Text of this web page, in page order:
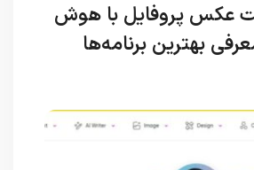
پروفایل با هوش
برنامه‌ها